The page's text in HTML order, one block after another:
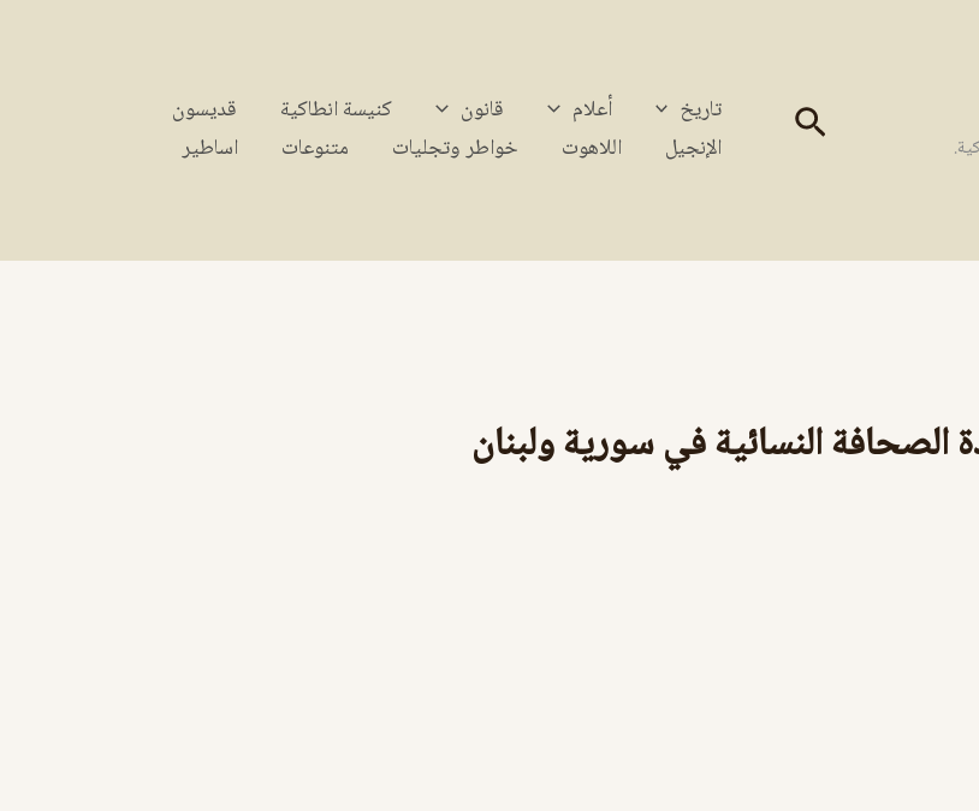
البحث تاريخ أعلام قانون كنيسة انطاكية
قديسون
الإنجيل
اللاهوت خواطر وتجليات متنوعات اساطير
الصحافة النسائية في سورية ولبنان